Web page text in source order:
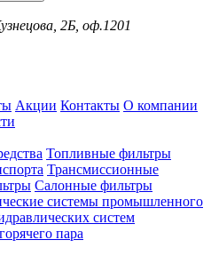
2Б, оф.1201
Акции Контакты О компании
Топливные фильтры
Трансмиссионные
Салонные фильтры
системы промышленного
систем
пара